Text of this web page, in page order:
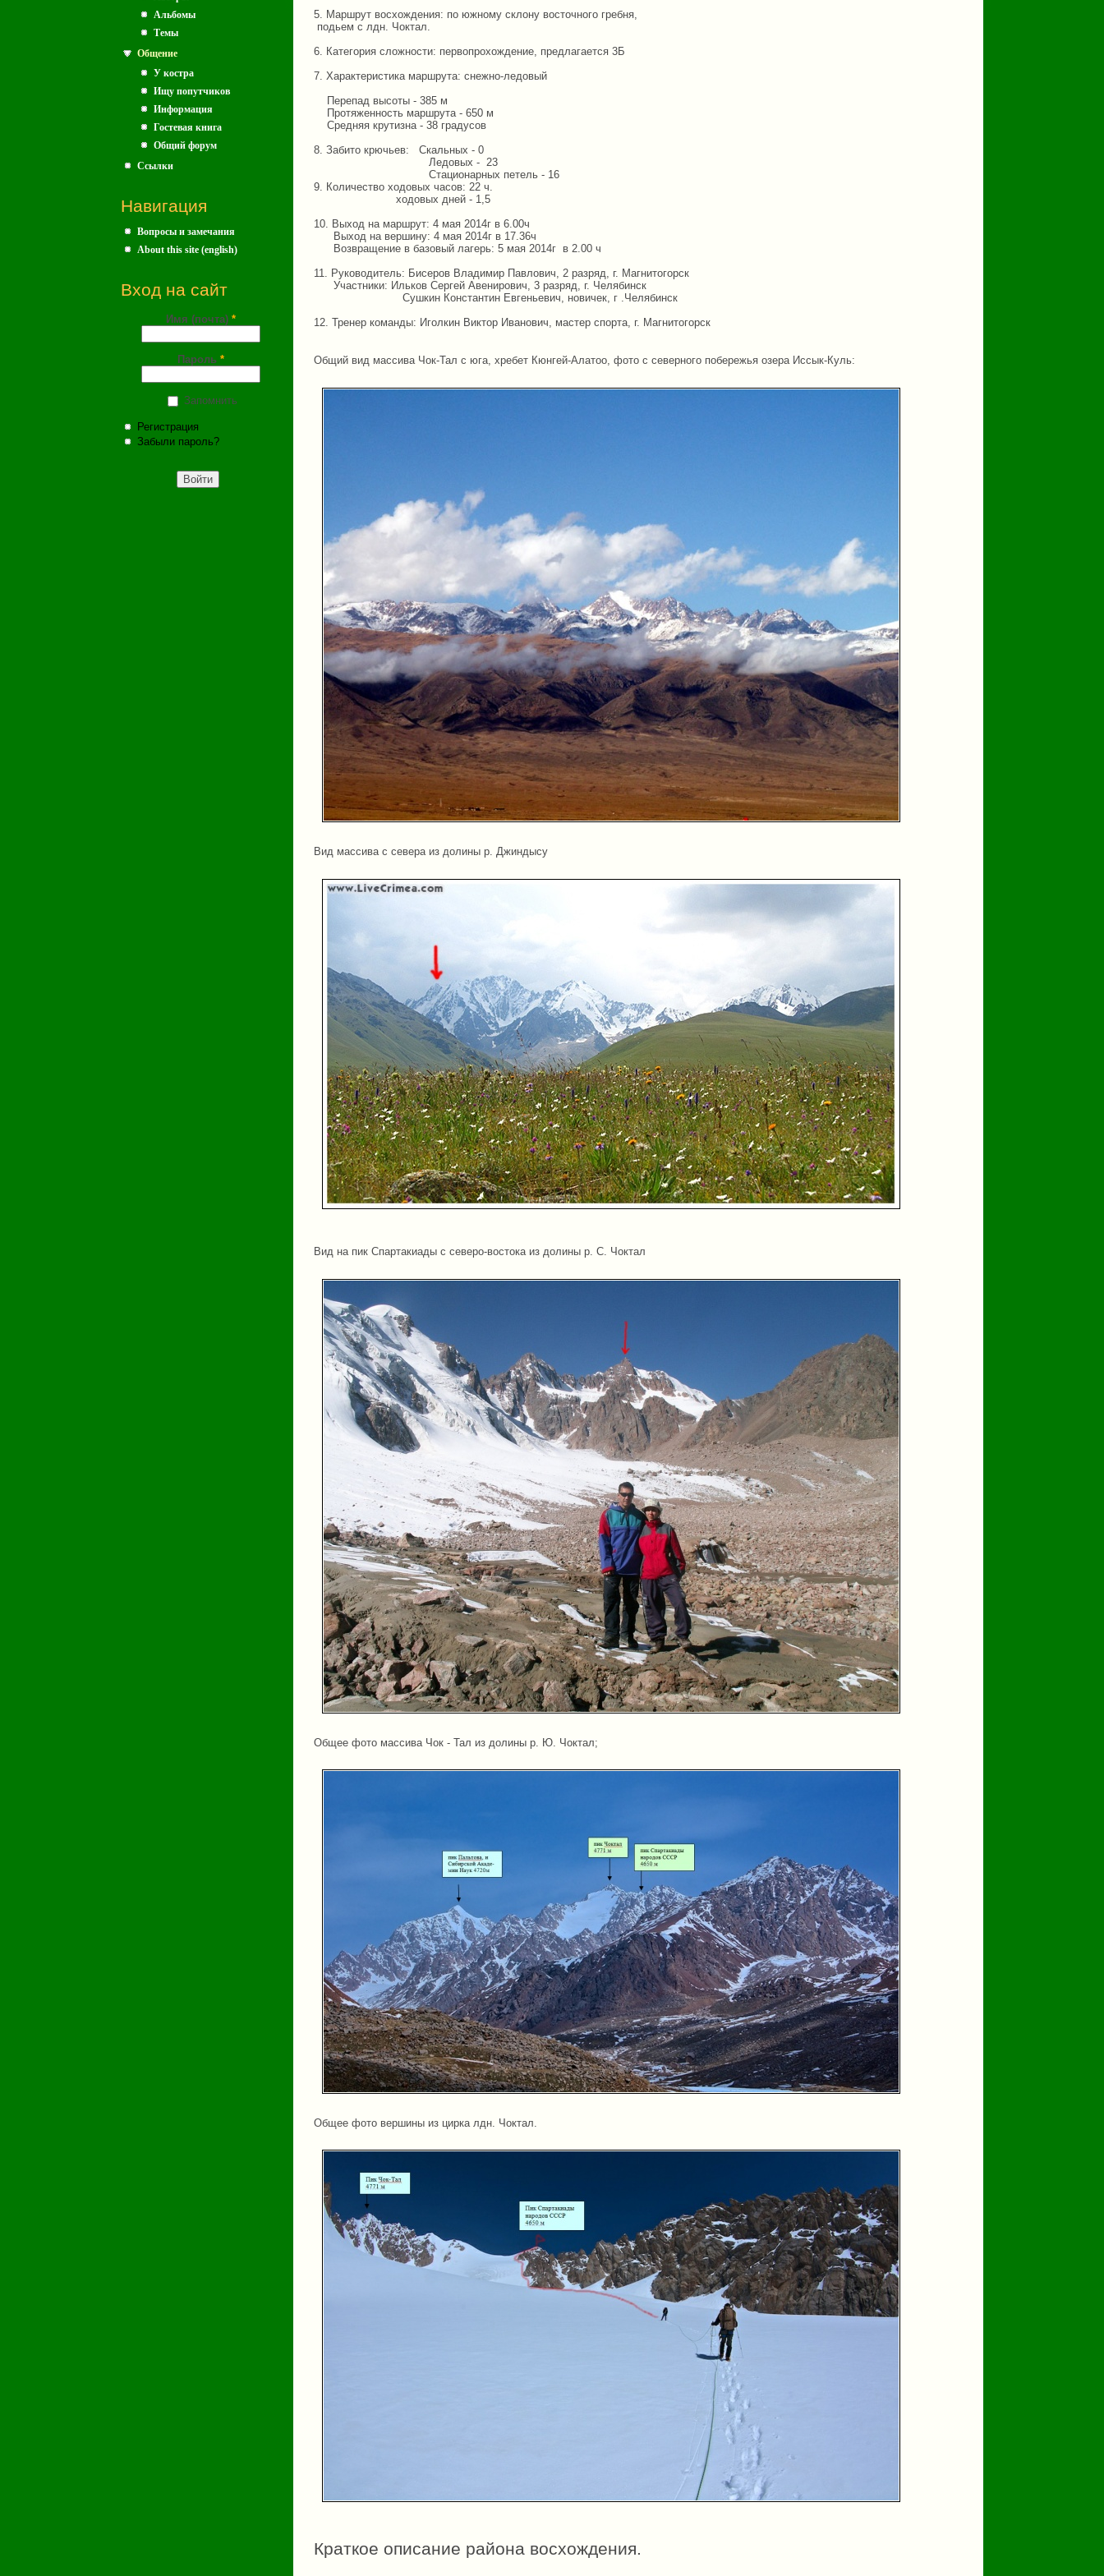
Альбомы
Темы
Общение
У костра
Ищу попутчиков
Информация
Гостевая книга
Общий форум
Ссылки
Навигация
Вопросы и замечания
About this site (english)
Вход на сайт
Имя (почта) *
Пароль *
Запомнить
Регистрация
Забыли пароль?
5. Маршрут восхождения: по южному склону восточного гребня,
подьем с лдн. Чоктал.
6. Категория сложности: первопрохождение, предлагается 3Б
7. Характеристика маршрута: снежно-ледовый
Перепад высоты - 385 м
Протяженность маршрута - 650 м
Средняя крутизна - 38 градусов
8. Забито крючьев: Скальных - 0
Ледовых - 23
Стационарных петель - 16
9. Количество ходовых часов: 22 ч.
ходовых дней - 1,5
10. Выход на маршрут: 4 мая 2014г в 6.00ч
Выход на вершину: 4 мая 2014г в 17.36ч
Возвращение в базовый лагерь: 5 мая 2014г в 2.00 ч
11. Руководитель: Бисеров Владимир Павлович, 2 разряд, г. Магнитогорск
Участники: Ильков Сергей Авенирович, 3 разряд, г. Челябинск
Сушкин Константин Евгеньевич, новичек, г .Челябинск
12. Тренер команды: Иголкин Виктор Иванович, мастер спорта, г. Магнитогорск
Общий вид массива Чок-Тал с юга, хребет Кюнгей-Алатоо, фото с северного побережья озера Иссык-Куль:
Вид массива с севера из долины р. Джиндысу
Вид на пик Спартакиады с северо-востока из долины р. С. Чоктал
Общее фото массива Чок - Тал из долины р. Ю. Чоктал;
Общее фото вершины из цирка лдн. Чоктал.
Краткое описание района восхождения.